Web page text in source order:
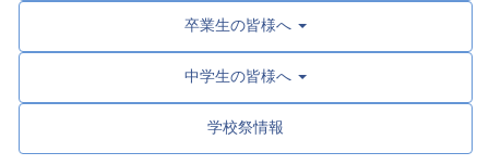
卒業生の皆様へ
中学生の皆様へ
学校祭情報